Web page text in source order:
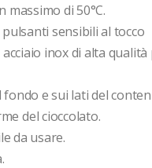
di 50°C.
sensibili al tocco
inox di alta qualità
e sui lati del
del cioccolato.
da usare.